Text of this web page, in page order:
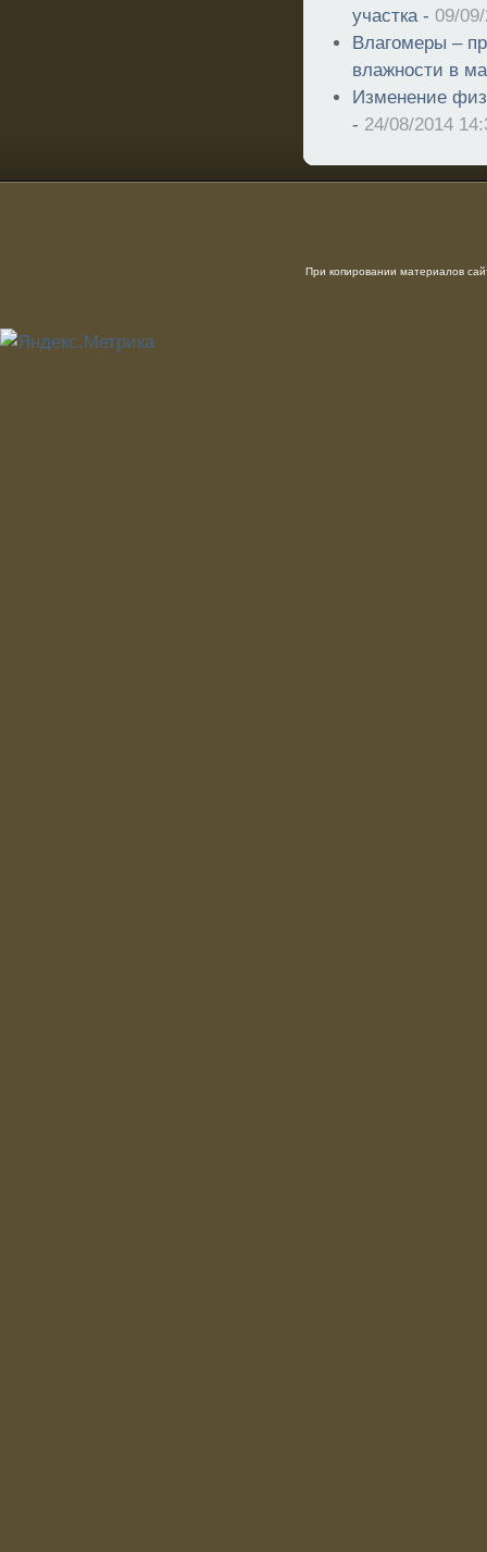
участка -09/
Влагомеры –
влажности в
Изменение
- 24/08/2014
При копировании материалов